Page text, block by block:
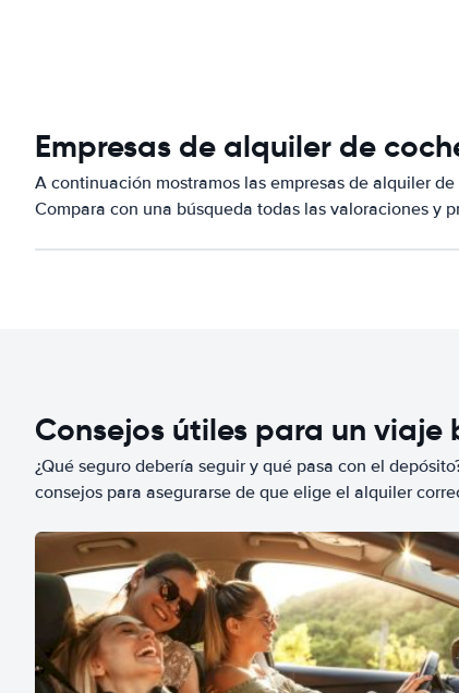
Empresas de alquiler de
A continuación mostramos las empresas de alquiler
Compara con una búsqueda todas las valoraciones y
Consejos útiles para un
¿Qué seguro debería seguir y qué pasa con el
consejos para asegurarse de que elige el alquiler